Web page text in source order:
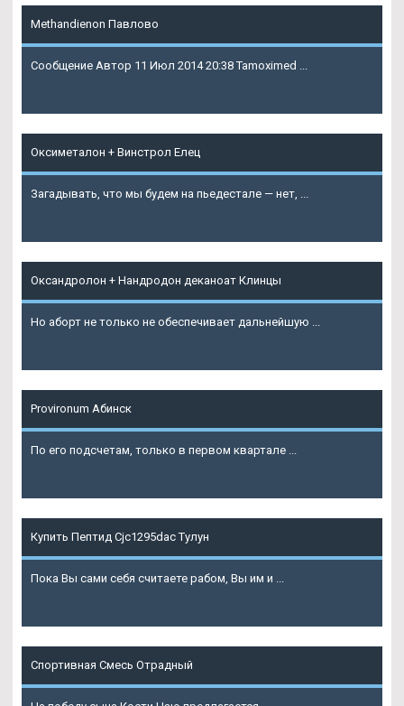
Methandienon Павлово
Сообщение Автор 11 Июл 2014 20:38 Tamoximed ...
Оксиметалон + Винстрол Елец
Загадывать, что мы будем на пьедестале — нет, ...
Оксандролон + Нандродон деканоат Клинцы
Но аборт не только не обеспечивает дальнейшую ...
Provironum Абинск
По его подсчетам, только в первом квартале ...
Купить Пептид Cjc1295dac Тулун
Пока Вы сами себя считаете рабом, Вы им и ...
Спортивная Смесь Отрадный